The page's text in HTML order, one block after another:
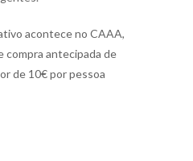
acontece no CAAA,
compra antecipada de
de 10€ por pessoa